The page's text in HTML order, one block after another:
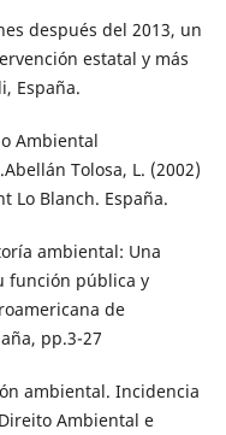
después del 2013, un
estatal y más
España.
Ambiental
Tolosa, L. (2002)
Lo Blanch. España.
ambiental: Una
función pública y
de
pp.3-27
ambiental. Incidencia
Ambiental e